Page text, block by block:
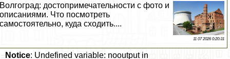
Волгоград: достопримечательности с фото и
описаниями. Что посмотреть
самостоятельно, куда сходить....
11 07 2026 0:20:31
Notice: Undefined variable: nooutput in